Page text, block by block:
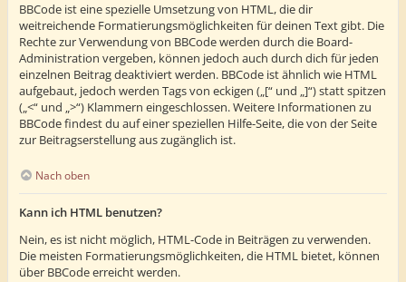
BBCode ist eine spezielle Umsetzung von HTML, die dir
weitreichende Formatierungsmöglichkeiten für deinen Text gibt. Die
Rechte zur Verwendung von BBCode werden durch die Board-
Administration vergeben, können jedoch auch durch dich für jeden
einzelnen Beitrag deaktiviert werden. BBCode ist ähnlich wie HTML
aufgebaut, jedoch werden Tags von eckigen („[“ und „]“) statt spitzen
(„<“ und „>“) Klammern eingeschlossen. Weitere Informationen zu
BBCode findest du auf einer speziellen Hilfe-Seite, die von der Seite
zur Beitragserstellung aus zugänglich ist.
Nach oben
Kann ich HTML benutzen?
Nein, es ist nicht möglich, HTML-Code in Beiträgen zu verwenden.
Die meisten Formatierungsmöglichkeiten, die HTML bietet, können
über BBCode erreicht werden.